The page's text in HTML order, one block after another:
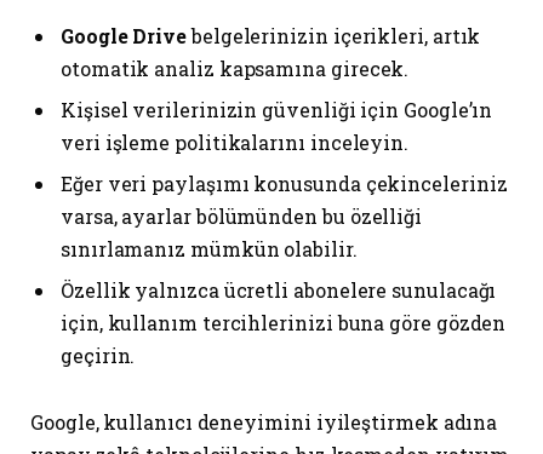
Google Drivebelgelerinizin içerikleri, artık
otomatik analiz kapsamına girecek.
Kişisel verilerinizin güvenliği için Google’ın
veri işleme politikalarını inceleyin.
Eğer veri paylaşımı konusunda çekinceleriniz
varsa, ayarlar bölümünden bu özelliği
sınırlamanız mümkün olabilir.
Özellik yalnızca ücretli abonelere sunulacağı
için, kullanım tercihlerinizi buna göre gözden
geçirin.
Google, kullanıcı deneyimini iyileştirmek adına